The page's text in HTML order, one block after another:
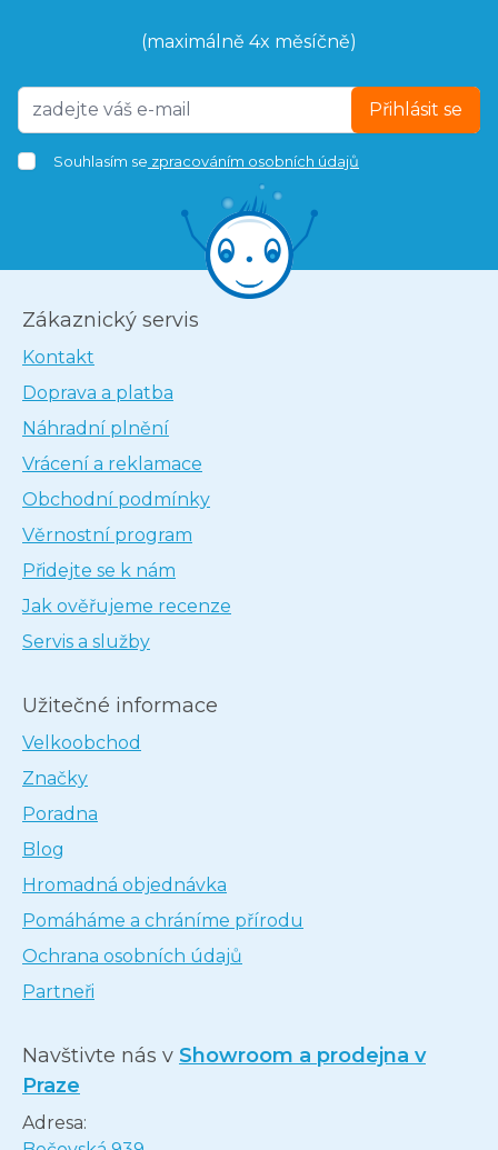
(maximálně 4x měsíčně)
Přihlásit se
Souhlasím se zpracováním osobních údajů
Zákaznický servis
Kontakt
Doprava a platba
Náhradní plnění
Vrácení a reklamace
Obchodní podmínky
Věrnostní program
Přidejte se k nám
Jak ověřujeme recenze
Servis a služby
Užitečné informace
Velkoobchod
Značky
Poradna
Blog
Hromadná objednávka
Pomáháme a chráníme přírodu
Ochrana osobních údajů
Partneři
Navštivte nás v Showroom a prodejna v
Praze
Adresa: